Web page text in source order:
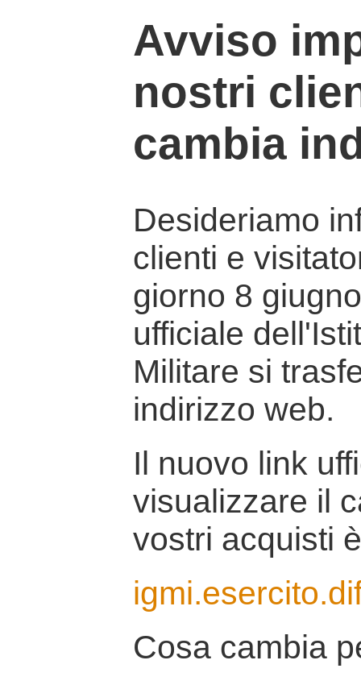
Avviso
nostri
cambia
Desideriamo
clienti e
giorno 8
ufficiale
Militare si
indirizzo web.
Il nuovo link
visualizzare il
vostri acquisti
Cosa cambia